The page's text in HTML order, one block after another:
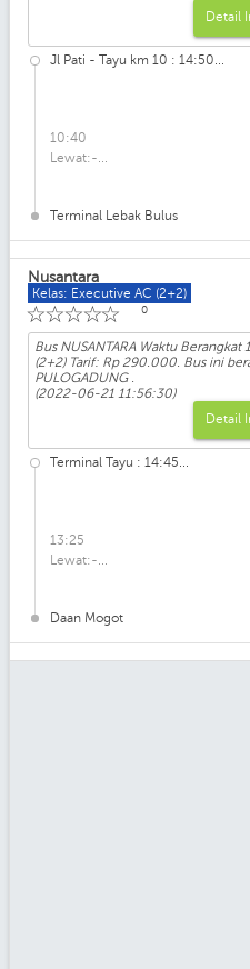
Detail
Jl Pati - Tayu km 10 : 14:50...
10:40
Lewat:-...
Terminal Lebak Bulus
Nusantara
Kelas: Executive AC (2+2)
☆
☆
☆
☆
☆ 0
Bus NUSANTARA Waktu
(2+2) Tarif: Rp 290.000. Bus ini
PULOGADUNG .
(2022-06-21 11:56:30)
Detail
Terminal Tayu : 14:45...
13:25
Lewat:-...
Daan Mogot